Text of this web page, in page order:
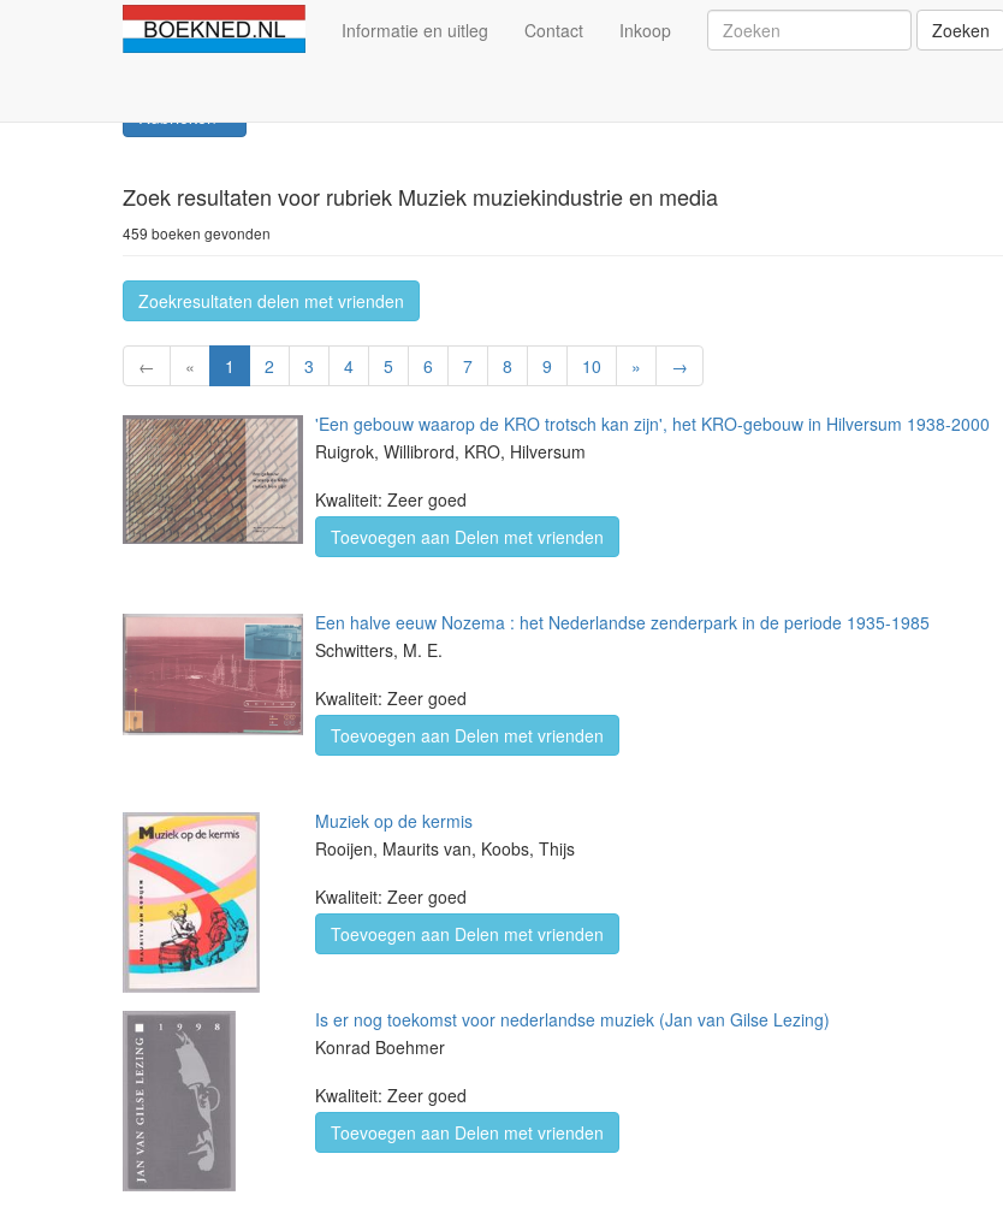
Informatie en uitleg Contact Inkoop Zoeken
Rubrieken
Zoek resultaten voor rubriek Muziek muziekindustrie en media
459 boeken gevonden
Zoekresultaten delen met vrienden
← « 1 2 3 4 5 6 7 8 9 10 » →
'Een gebouw waarop de KRO trotsch kan zijn', het KRO-gebouw in Hilversum 1938-2000
Ruigrok, Willibrord, KRO, Hilversum
Kwaliteit: Zeer goed
Toevoegen aan Delen met vrienden
Een halve eeuw Nozema : het Nederlandse zenderpark in de periode 1935-1985
Schwitters, M. E.
Kwaliteit: Zeer goed
Toevoegen aan Delen met vrienden
Muziek op de kermis
Rooijen, Maurits van, Koobs, Thijs
Kwaliteit: Zeer goed
Toevoegen aan Delen met vrienden
Is er nog toekomst voor nederlandse muziek (Jan van Gilse Lezing)
Konrad Boehmer
Kwaliteit: Zeer goed
Toevoegen aan Delen met vrienden